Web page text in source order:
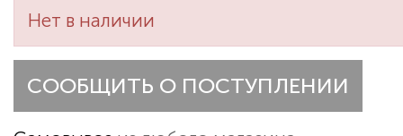
Нет в наличии
СООБЩИТЬ О ПОСТУПЛЕНИИ